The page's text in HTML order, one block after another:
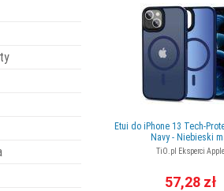
Etui do iPhone 13 Tech-
Navy - Niebieski
TiO.pl Eksperci Apple
57,28 zł